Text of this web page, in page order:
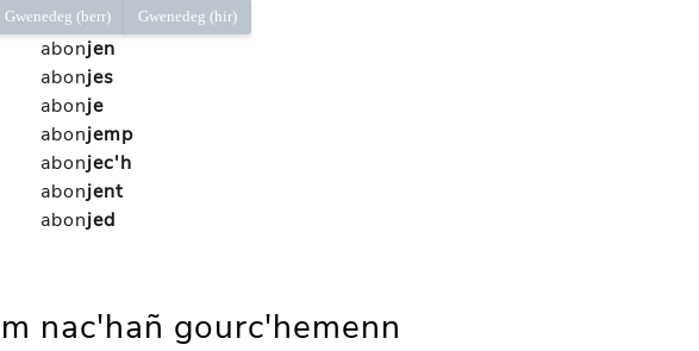
Gwenedeg (berr) Gwenedeg (hir)
abonjen
abonjes
abonje
abonjemp
abonjec'h
abonjent
abonjed
nac'hañ gourc'hemenn